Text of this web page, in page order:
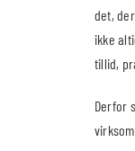
det,
ikke
tillid,
Derfor